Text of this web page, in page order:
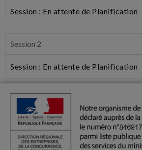
Session : En attente de Planification
Session 2
Session : En attente de Planification